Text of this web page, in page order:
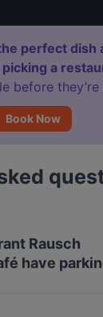
perfect dish
a
before they’re
Book Now
Rausch
have